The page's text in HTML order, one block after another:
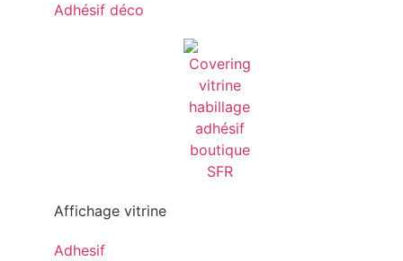
Adhésif déco
Affichage vitrine
Adhesif